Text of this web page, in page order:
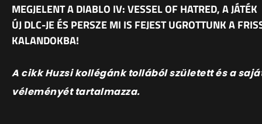
MEGJELENT A DIABLO IV: VESSEL OF HATRED, A JÁTÉK
ÚJ DLC-JE ÉS PERSZE MI IS FEJEST UGROTTUNK A
KALANDOKBA!
A cikk Huzsi kollégánk tollából született és a
véleményét tartalmazza.